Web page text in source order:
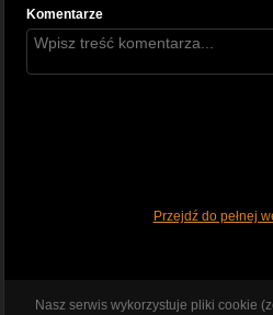
Komentarze
Przejdź do pełnej
Nasz serwis wykorzystuje pliki cookie